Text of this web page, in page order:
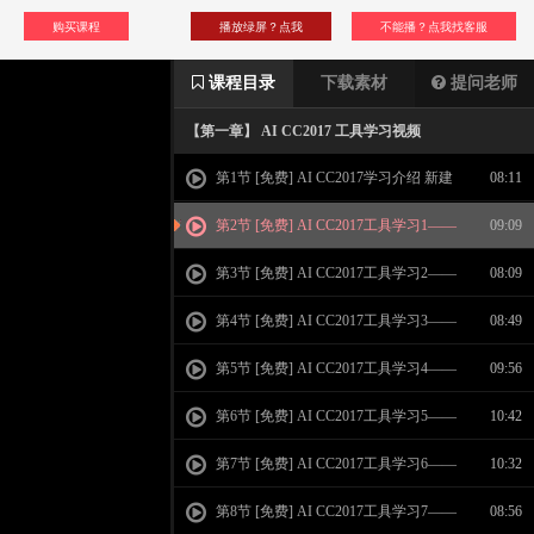
购买课程 不能播？点我找客服
播放绿屏？点我
课程目录 下载素材 提问老师
【第一章】 AI CC2017 工具学习视频
第1节 [免费] AI CC2017学习介绍 新建
页面 界面介绍
08:11
第2节 [免费] AI CC2017工具学习1——
选择工具 直接选择 魔棒 套索工具
09:09
第3节 [免费] AI CC2017工具学习2——
钢笔工具 曲率工具
08:09
第4节 [免费] AI CC2017工具学习3——
图形绘制工具综合学习
08:49
第5节 [免费] AI CC2017工具学习4——
文字工具 区域文字 路径文字学习
09:56
第6节 [免费] AI CC2017工具学习5——
文字工具 字符面板 段落面板
10:42
第7节 [免费] AI CC2017工具学习6——
矢量绘图工具综合学习
10:32
第8节 [免费] AI CC2017工具学习7—— 08:56